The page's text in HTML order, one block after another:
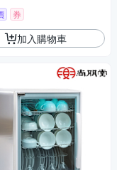
券
加入購物車